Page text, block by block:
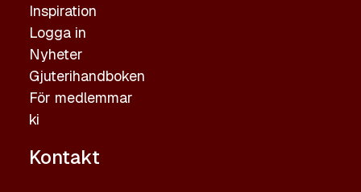
Inspiration
Logga in
Nyheter
Gjuterihandboken
För medlemmar
ki
Kontakt